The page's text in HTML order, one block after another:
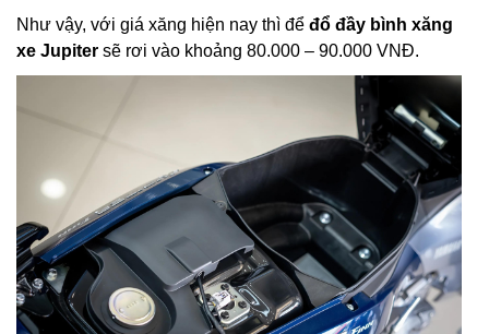
Như vậy, với giá xăng hiện nay thì để đổ đầy bình xăng
xe Jupiter sẽ rơi vào khoảng 80.000 – 90.000 VNĐ.